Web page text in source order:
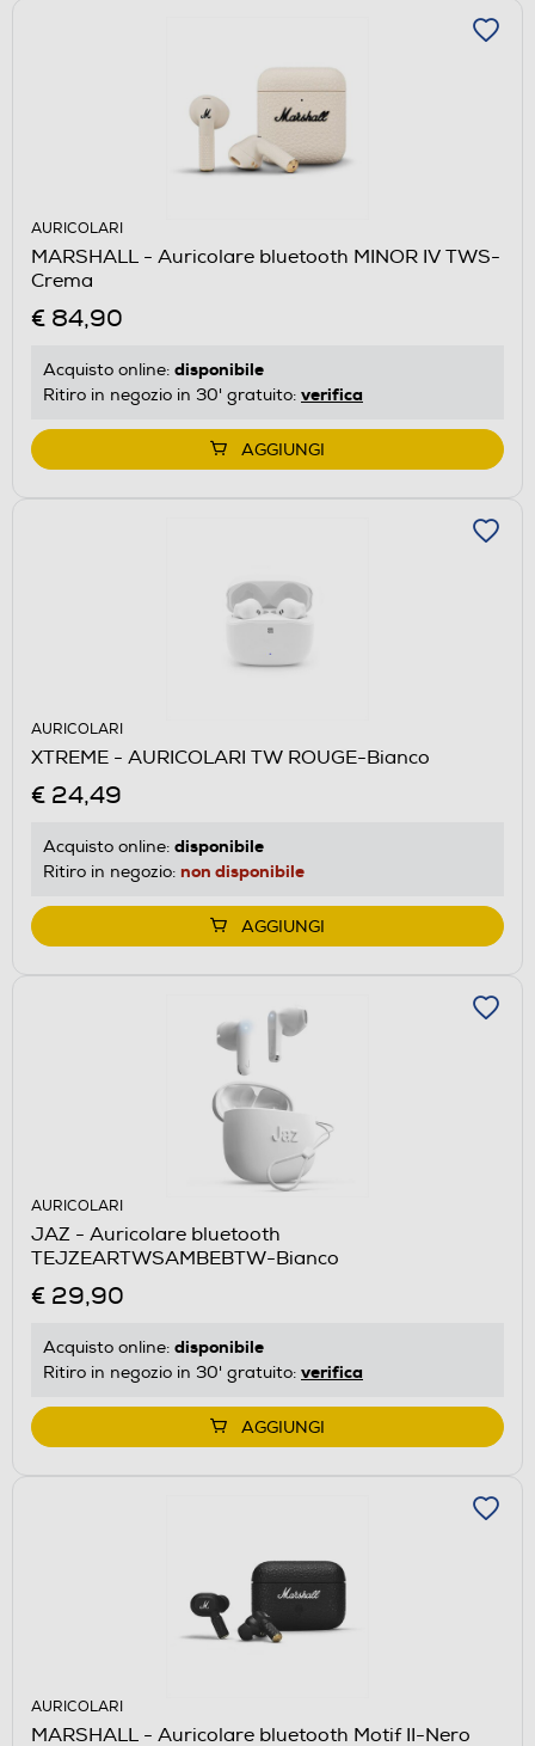
AURICOLARI
MARSHALL - Auricolare bluetooth MINOR IV TWS-
Crema
€ 84,90
Acquisto online: disponibile
Ritiro in negozio in 30' gratuito: verifica
AGGIUNGI
AURICOLARI
XTREME - AURICOLARI TW ROUGE-Bianco
€ 24,49
Acquisto online: disponibile
Ritiro in negozio: non disponibile
AGGIUNGI
AURICOLARI
JAZ - Auricolare bluetooth
TEJZEARTWSAMBEBTW-Bianco
€ 29,90
Acquisto online: disponibile
Ritiro in negozio in 30' gratuito: verifica
AGGIUNGI
AURICOLARI
MARSHALL - Auricolare bluetooth Motif II-Nero